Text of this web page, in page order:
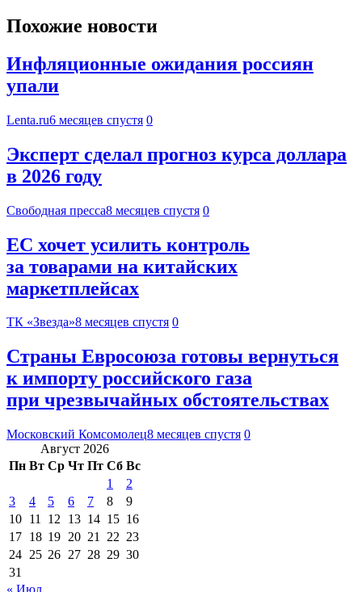
Похожие новости
Инфляционные ожидания россиян
упали
Lenta.ru6 месяцев спустя 0
Эксперт сделал прогноз курса доллара
в 2026 году
Свободная пресса8 месяцев спустя 0
ЕС хочет усилить контроль
за товарами на китайских
маркетплейсах
ТК «Звезда»8 месяцев спустя 0
Страны Евросоюза готовы вернуться
к импорту российского газа
при чрезвычайных обстоятельствах
Московский Комсомолец8 месяцев спустя 0
Август 2026
Пн Вт Ср Чт Пт Сб Вс
1
2
3
4 5 6 7 8
9
10 11 12 13 14 15 16
17 18 19 20 21 22 23
24 25 26 27 28 29 30
31